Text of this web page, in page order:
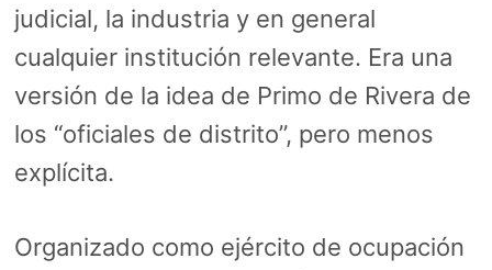
judicial, la industria y en general
cualquier institución relevante. Era una
versión de la idea de Primo de Rivera de
los “oficiales de distrito”, pero menos
explícita.
Organizado como ejército de ocupación